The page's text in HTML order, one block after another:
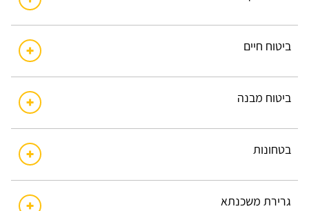
ביטוח חיים
ביטוח מבנה
בטחונות
גרירת משכנתא